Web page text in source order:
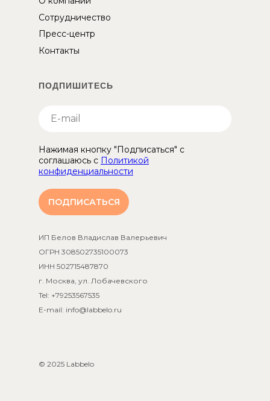
© 2025 Labbelo
Нажимая кнопку "Подписаться" с
соглашаюсь с Политикой
конфиденциальности
ПОДПИСАТЬСЯ
ПОДПИШИТЕСЬ
ИП Белов Владислав Валерьевич
ОГРН 308502735100073
ИНН 502715487870
г. Москва, ул. Лобачевского
Tel: +79253567535
E-mail: info@labbelo.ru
Сотрудничество
Пресс-центр
Контакты